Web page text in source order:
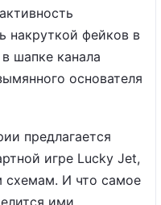
накруткой фейков в
шапке канала
основателя
предлагается
игре Lucky Jet,
схемам. И что самое
ими